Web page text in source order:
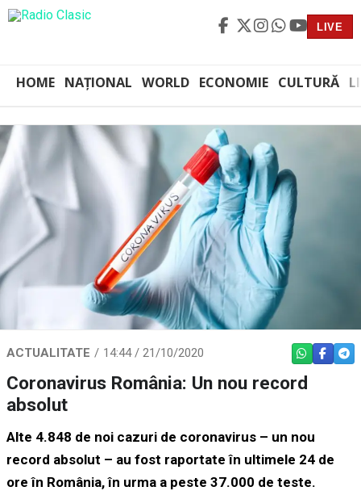
LIVE
HOME NAȚIONAL WORLD ECONOMIE CULTURĂ
ACTUALITATE 14:44 / 21/10/2020 WHATSAPP
Coronavirus România: Un nou record
absolut
Alte 4.848 de noi cazuri de coronavirus – un nou
record absolut – au fost raportate în ultimele 24 de
ore în România, în urma a peste 37.000 de teste.